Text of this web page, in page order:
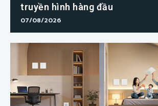
truyền hình hàng đầu
07/08/2026